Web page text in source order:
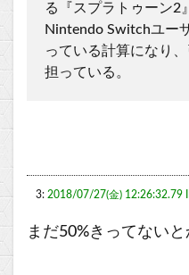
る『スプラトゥーン2
Nintendo Switchユー
っている計算になり
担っている。
3: 2018/07/27(金) 12:26:32.79
まだ50%きってない